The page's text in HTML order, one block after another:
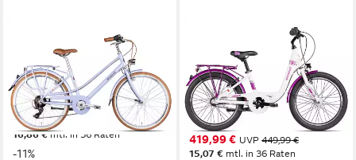
Cityrad Marlies 6 26
40 cm Rahmenhöhe
6 Gänge
100 kg Zul. Gesamtgewicht
469,99 € UVP
529,99 €
16,86 €mtl. in 36 Raten
-11%
Kinderfahrrad GLÜCK 3 20
Nexus
29 cm Rahmenhöhe
3 Gänge
80 kg Zul. Gesamtgewicht
419,99 € UVP 449,99 €
15,07 € mtl. in 36 Raten